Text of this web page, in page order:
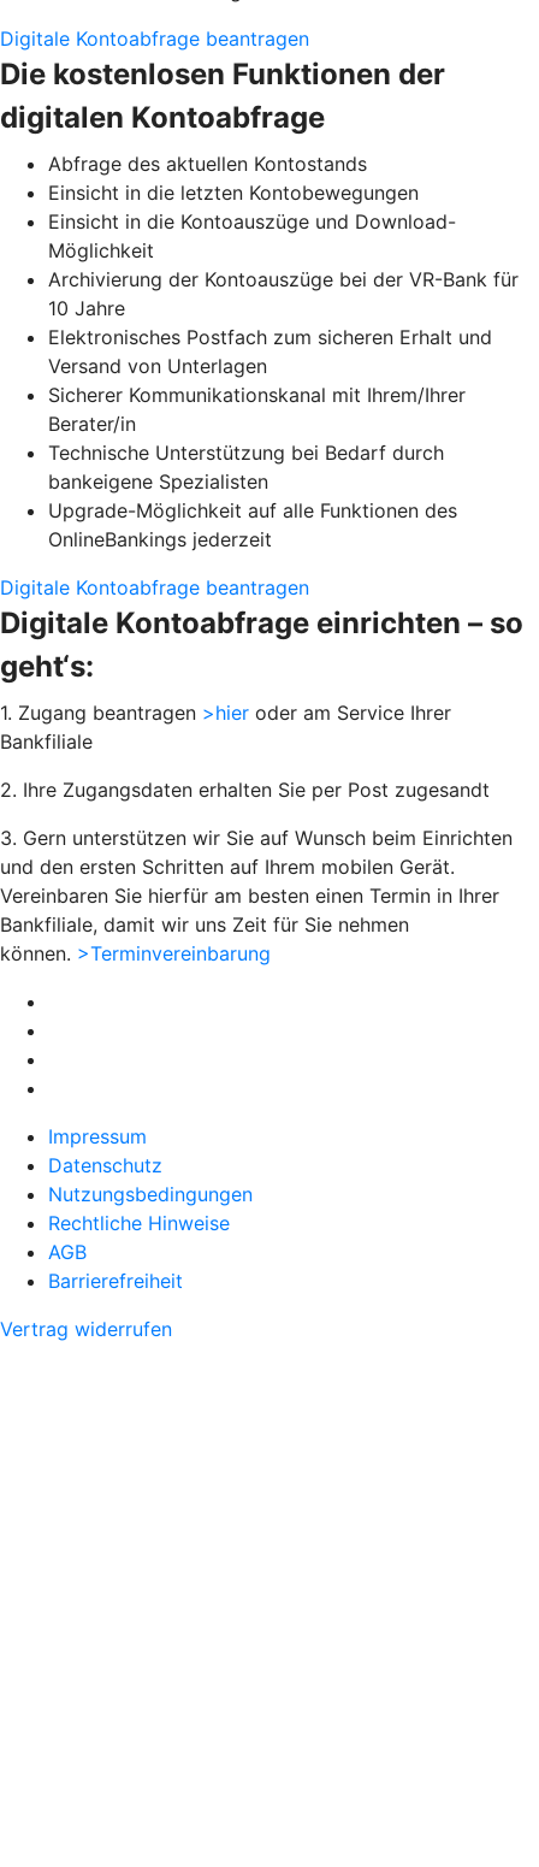
Digitale Kontoabfrage beantragen
Die kostenlosen Funktionen der
digitalen Kontoabfrage
Abfrage des aktuellen Kontostands
Einsicht in die letzten Kontobewegungen
Einsicht in die Kontoauszüge und Download-
Möglichkeit
Archivierung der Kontoauszüge bei der VR-Bank für
10 Jahre
Elektronisches Postfach zum sicheren Erhalt und
Versand von Unterlagen
Sicherer Kommunikationskanal mit Ihrem/Ihrer
Berater/in
Technische Unterstützung bei Bedarf durch
bankeigene Spezialisten
Upgrade-Möglichkeit auf alle Funktionen des
OnlineBankings jederzeit
Digitale Kontoabfrage beantragen
Digitale Kontoabfrage einrichten – so
geht‘s:
1. Zugang beantragen >hier oder am Service Ihrer
Bankfiliale
2. Ihre Zugangsdaten erhalten Sie per Post zugesandt
3. Gern unterstützen wir Sie auf Wunsch beim Einrichten
und den ersten Schritten auf Ihrem mobilen Gerät.
Vereinbaren Sie hierfür am besten einen Termin in Ihrer
Bankfiliale, damit wir uns Zeit für Sie nehmen
können. >Terminvereinbarung
Impressum
Datenschutz
Nutzungsbedingungen
Rechtliche Hinweise
AGB
Barrierefreiheit
Vertrag widerrufen